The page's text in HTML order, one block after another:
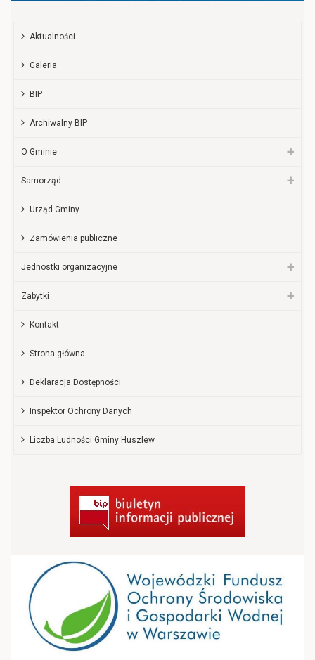
Aktualności
Galeria
BIP
Archiwalny BIP
O Gminie
Samorząd
Urząd Gminy
Zamówienia publiczne
Jednostki organizacyjne
Zabytki
Kontakt
Strona główna
Deklaracja Dostępności
Inspektor Ochrony Danych
Liczba Ludności Gminy Huszlew